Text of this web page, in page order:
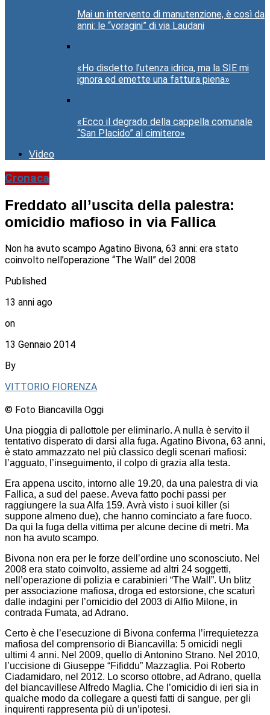
Mai un intervento di manutenzione, è così da
anni: le “voragini” di via Laudani
«Ho disdetto l’utenza idrica, ma la SIE mi
ignora ed emette una fattura piena»
«Ecco il degrado della cappella comunale
“San Placido” al cimitero»
Video
Cronaca
Freddato all’uscita della palestra:
omicidio mafioso in via Fallica
Non ha avuto scampo Agatino Bivona, 63 anni: era stato
coinvolto nell’operazione “The Wall” del 2008
Published
13 anni ago
on
13 Gennaio 2014
By
VITTORIO FIORENZA
© Foto Biancavilla Oggi
Una pioggia di pallottole per eliminarlo. A nulla è servito il
tentativo disperato di darsi alla fuga. Agatino Bivona, 63 anni,
è stato ammazzato nel più classico degli scenari mafiosi:
l’agguato, l’inseguimento, il colpo di grazia alla testa.
Era appena uscito, intorno alle 19.20, da una palestra di via
Fallica, a sud del paese. Aveva fatto pochi passi per
raggiungere la sua Alfa 159. Avrà visto i suoi killer (si
suppone almeno due), che hanno cominciato a fare fuoco.
Da qui la fuga della vittima per alcune decine di metri. Ma
non ha avuto scampo.
Bivona non era per le forze dell’ordine uno sconosciuto. Nel
2008 era stato coinvolto, assieme ad altri 24 soggetti,
nell’operazione di polizia e carabinieri “The Wall”. Un blitz
per associazione mafiosa, droga ed estorsione, che scaturì
dalle indagini per l’omicidio del 2003 di Alfio Milone, in
contrada Fumata, ad Adrano.
Certo è che l’esecuzione di Bivona conferma l’irrequietezza
mafiosa del comprensorio di Biancavilla: 5 omicidi negli
ultimi 4 anni. Nel 2009, quello di Antonino Strano. Nel 2010,
l’uccisione di Giuseppe “Fifiddu” Mazzaglia. Poi Roberto
Ciadamidaro, nel 2012. Lo scorso ottobre, ad Adrano, quella
del biancavillese Alfredo Maglia. Che l’omicidio di ieri sia in
qualche modo da collegare a questi fatti di sangue, per gli
inquirenti rappresenta più di un’ipotesi.